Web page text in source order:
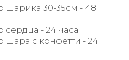
шарика 30-35см - 48
сердца - 24 часа
шара с конфетти - 24